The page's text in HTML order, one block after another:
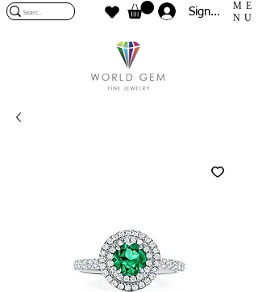
Sign In
ME
NU